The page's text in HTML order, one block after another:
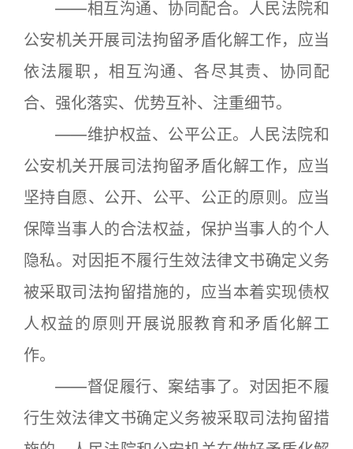
——相互沟通、协同配合。人民法院和
公安机关开展司法拘留矛盾化解工作，应当
依法履职，相互沟通、各尽其责、协同配
合、强化落实、优势互补、注重细节。
——维护权益、公平公正。人民法院和
公安机关开展司法拘留矛盾化解工作，应当
坚持自愿、公开、公平、公正的原则。应当
保障当事人的合法权益，保护当事人的个人
隐私。对因拒不履行生效法律文书确定义务
被采取司法拘留措施的，应当本着实现债权
人权益的原则开展说服教育和矛盾化解工
作。
——督促履行、案结事了。对因拒不履
行生效法律文书确定义务被采取司法拘留措